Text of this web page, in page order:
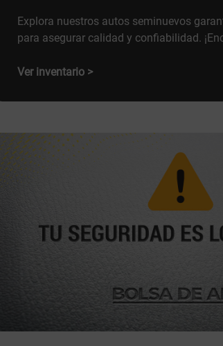
Explora nuestros autos seminuevos
para asegurar calidad y confiabilidad.
Ver inventario >